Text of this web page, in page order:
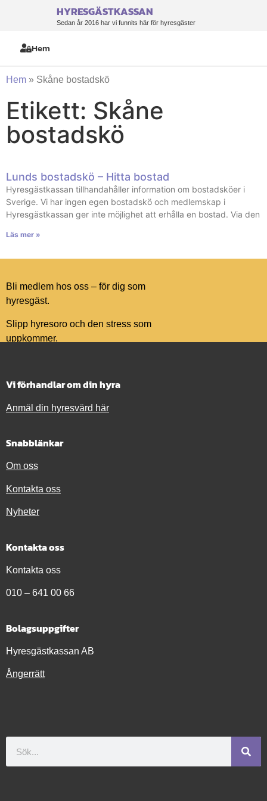
HYRESGÄSTKASSAN
Sedan år 2016 har vi funnits här för hyresgäster
Hem
Hem » Skåne bostadskö
Etikett: Skåne
bostadskö
Lunds bostadskö – Hitta bostad
Hyresgästkassan tillhandahåller information om bostadsköer i
Sverige. Vi har ingen egen bostadskö och medlemskap i
Hyresgästkassan ger inte möjlighet att erhålla en bostad. Via den
Läs mer »
Bli medlem hos oss – för dig som
hyresgäst.
Slipp hyresoro och den stress som
uppkommer.
Vi förhandlar om din hyra
Anmäl din hyresvärd här
Snabblänkar
Om oss
Kontakta oss
Nyheter
Kontakta oss
Kontakta oss
010 – 641 00 66
Bolagsuppgifter
Hyresgästkassan AB
Ångerrätt